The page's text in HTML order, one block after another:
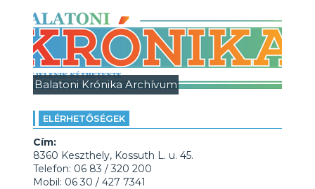
Balatoni Krónika Archívum
ELÉRHETŐSÉGEK
Cím:
8360 Keszthely, Kossuth L. u. 45.
Telefon: 06 83 / 320 200
Mobil: 06 30 / 427 7341